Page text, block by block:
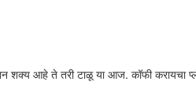
शक्य आहे ते तरी टाळू या आज. कॉफी करायचा